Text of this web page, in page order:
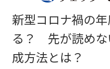
新型コロナ禍の
る？ 先が読めな
成方法とは？